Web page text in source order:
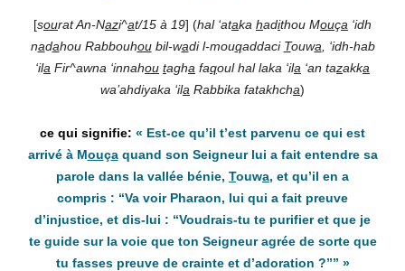
[sourat An-Nazi^at/15 à 19] (hal ‘ataka hadithou Mouça ‘idh
nadahou Rabbouhoubil-wadi l-mouqaddaci Touwa , ‘idh-hab
‘ila Fir^awna ‘innahou tagha faqoul hal laka ‘ila ‘an tazakka
wa’ahdiyaka ‘ila Rabbika fatakhcha)
« Est-ce qu’il t’est parvenu ce qui est
arrivé à Mouçaquand son Seigneur lui a fait entendre sa
parole dans la vallée bénie, Touwa, et qu’il en a
compris : “Va voir Pharaon, lui qui a fait preuve
d’injustice, et dis-lui : “Voudrais-tu te purifier et que je
te guide sur la voie que ton Seigneur agrée de sorte que
tu fasses preuve de crainte et d’adoration ?”” »